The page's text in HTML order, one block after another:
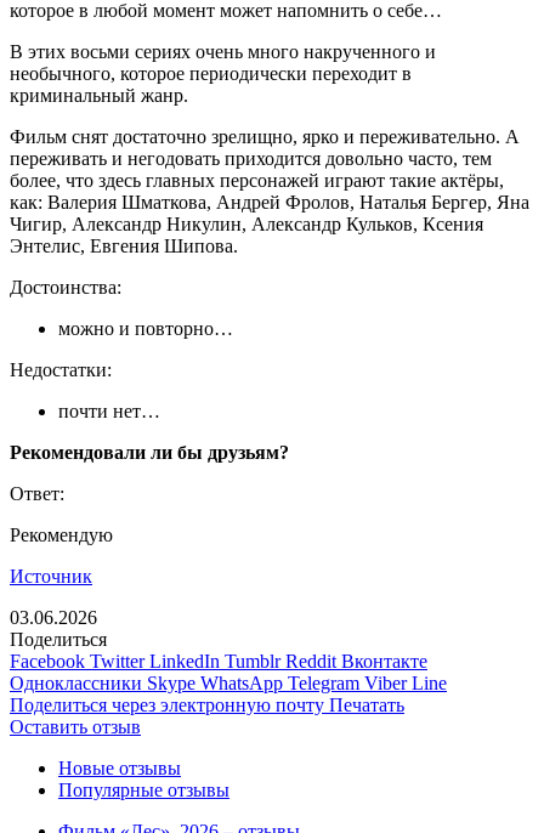
которое в любой момент может напомнить о себе…
В этих восьми сериях очень много накрученного и
необычного, которое периодически переходит в
криминальный жанр.
Фильм снят достаточно зрелищно, ярко и переживательно. А
переживать и негодовать приходится довольно часто, тем
более, что здесь главных персонажей играют такие актёры,
как: Валерия Шматкова, Андрей Фролов, Наталья Бергер, Яна
Чигир, Александр Никулин, Александр Кульков, Ксения
Энтелис, Евгения Шипова.
Достоинства:
можно и повторно…
Недостатки:
почти нет…
Рекомендовали ли бы друзьям?
Ответ:
Рекомендую
Источник
03.06.2026
Поделиться
Facebook Twitter LinkedIn Tumblr Reddit Вконтакте
Одноклассники Skype WhatsApp Telegram Viber Line
Поделиться через электронную почту Печатать
Оставить отзыв
Новые отзывы
Популярные отзывы